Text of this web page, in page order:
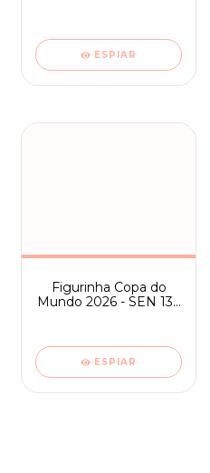
ESPIAR
Figurinha Copa do
Mundo 2026 - SEN 13 -
ESPIAR